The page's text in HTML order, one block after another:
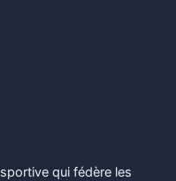
qui fédère les